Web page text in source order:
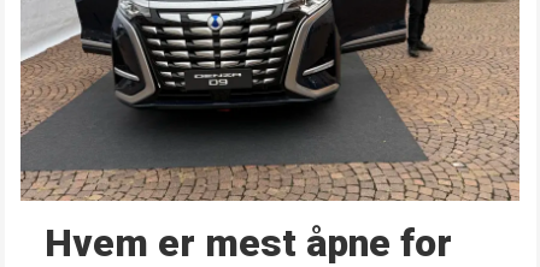
Hvem er mest åpne for